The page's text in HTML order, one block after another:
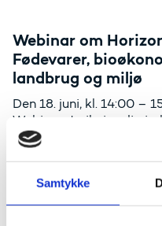
Samtykke
Webinar om
Fødevarer,
landbrug og miljø
Den 18. juni, kl. 14:00 –
Webinaret vil give dig
Fødevarer, bioøkonomi,
miljø i Horizon Europe.
synergier med
webinaret.